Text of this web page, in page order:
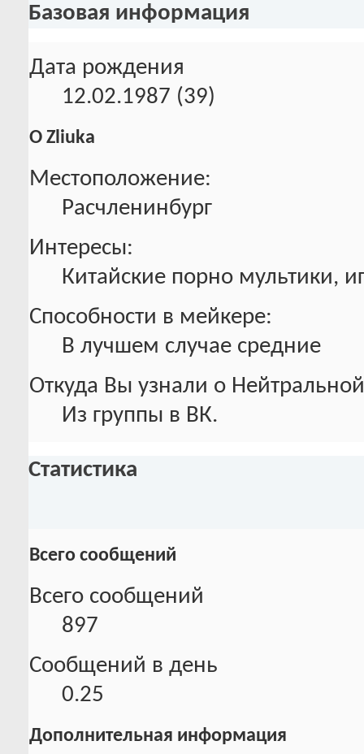
Базовая информация
Дата рождения
12.02.1987 (39)
О Zliuka
Местоположение:
Расчленинбург
Интересы:
Китайские порно мультики,
Способности в мейкере:
В лучшем случае средние
Откуда Вы узнали о
Из группы в ВК.
Статистика
Всего сообщений
Всего сообщений
897
Сообщений в день
0.25
Дополнительная информация